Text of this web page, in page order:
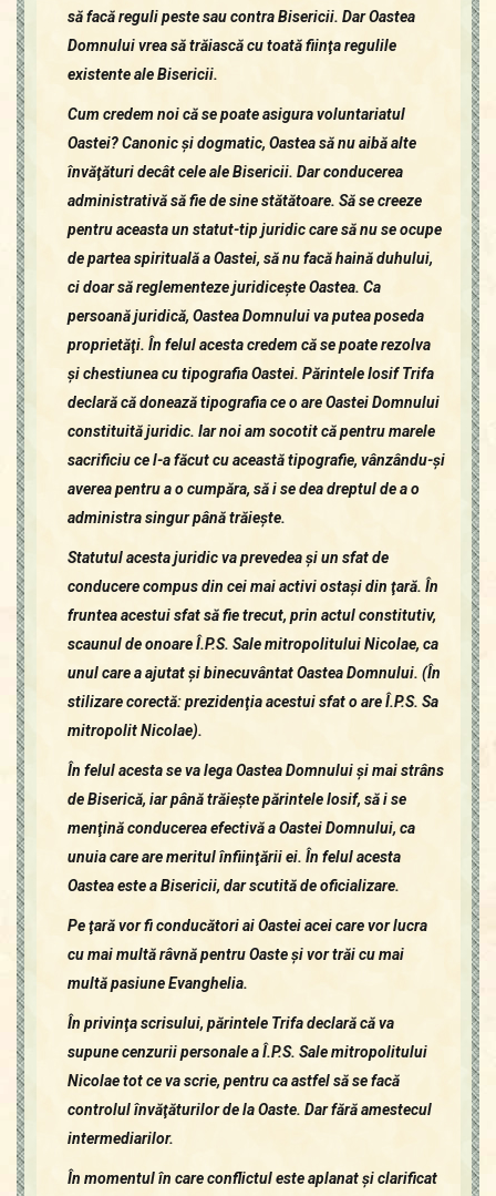
să facă reguli peste sau contra Bisericii. Dar Oastea
Domnului vrea să trăiască cu toată fiinţa regulile
existente ale Bisericii.
Cum credem noi că se poate asigura voluntariatul
Oastei? Canonic şi dogmatic, Oastea să nu aibă alte
învăţături decât cele ale Bisericii. Dar conducerea
administrativă să fie de sine stătătoare. Să se creeze
pentru aceasta un statut-tip juridic care să nu se ocupe
de partea spirituală a Oastei, să nu facă haină duhului,
ci doar să reglementeze juridiceşte Oastea. Ca
persoană juridică, Oastea Domnului va putea poseda
proprietăţi. În felul acesta credem că se poate rezolva
şi chestiunea cu tipografia Oastei. Părintele Iosif Trifa
declară că donează tipografia ce o are Oastei Domnului
constituită juridic. Iar noi am socotit că pentru marele
sacrificiu ce l-a făcut cu această tipografie, vânzându-şi
averea pentru a o cumpăra, să i se dea dreptul de a o
administra singur până trăieşte.
Statutul acesta juridic va prevedea şi un sfat de
conducere compus din cei mai activi ostaşi din ţară. În
fruntea acestui sfat să fie trecut, prin actul constitutiv,
scaunul de onoare Î.P.S. Sale mitropolitului Nicolae, ca
unul care a ajutat şi binecuvântat Oastea Domnului. (În
stilizare corectă: prezidenţia acestui sfat o are Î.P.S. Sa
mitropolit Nicolae).
În felul acesta se va lega Oastea Domnului şi mai strâns
de Biserică, iar până trăieşte părintele Iosif, să i se
menţină conducerea efectivă a Oastei Domnului, ca
unuia care are meritul înfiinţării ei. În felul acesta
Oastea este a Bisericii, dar scutită de oficializare.
Pe ţară vor fi conducători ai Oastei acei care vor lucra
cu mai multă râvnă pentru Oaste şi vor trăi cu mai
multă pasiune Evanghelia.
În privinţa scrisului, părintele Trifa declară că va
supune cenzurii personale a Î.P.S. Sale mitropolitului
Nicolae tot ce va scrie, pentru ca astfel să se facă
controlul învăţăturilor de la Oaste. Dar fără amestecul
intermediarilor.
În momentul în care conflictul este aplanat şi clarificat